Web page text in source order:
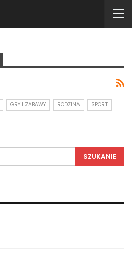
GRY I ZABAWY RODZINA
SPORT